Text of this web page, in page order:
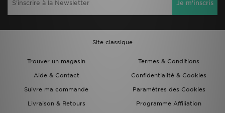
Je m'inscris
Site classique
Trouver un magasin
Termes & Conditions
Aide & Contact
Confidentialité & Cookies
Suivre ma commande
Paramètres des Cookies
Livraison & Retours
Programme Affiliation